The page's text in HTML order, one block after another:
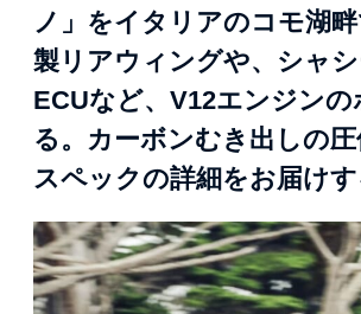
ノ」をイタリアのコモ湖
製リアウィングや、シャ
ECUなど、V12エンジン
る。カーボンむき出しの
スペックの詳細をお届けす